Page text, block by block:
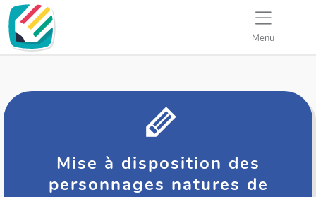
Menu
Mise à disposition des
personnages natures de